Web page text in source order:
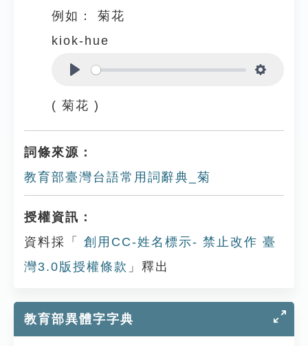
例如：
菊花
kiok-hue
( 菊花 )
詞條來源：
教育部臺灣台語常用詞辭典_菊
授權資訊：
資料採「
創用CC-姓名標示- 禁止改作 臺
灣3.0版授權條款 」釋出
教育部異體字字典